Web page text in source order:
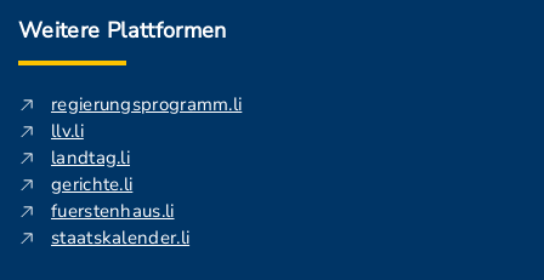
Weitere Plattformen
regierungsprogramm.li
llv.li
landtag.li
gerichte.li
fuerstenhaus.li
staatskalender.li